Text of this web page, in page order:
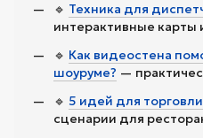
🔹 Техника для
интерактивные карты
🔹 Как видеостена
шоуруме? —
🔹 5 идей для торговли
сценарии для